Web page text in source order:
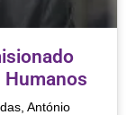
Humanos
António